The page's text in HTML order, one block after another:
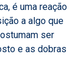
é uma reação
a algo que
ser
e as dobras